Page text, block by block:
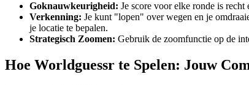
Goknauwkeurigheid: Je score voor elke ronde is
Verkenning: Je kunt "lopen" over wegen en je
je locatie te bepalen.
Strategisch Zoomen: Gebruik de zoomfunctie op de
Hoe Worldguessr te Spelen: Jouw